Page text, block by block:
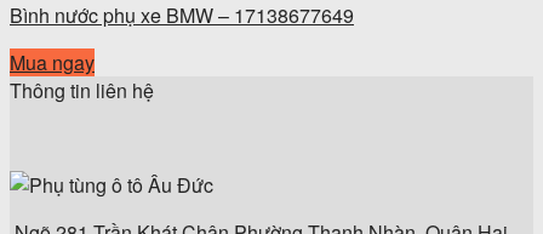
Bình nước phụ xe BMW – 17138677649
Mua ngay
Thông tin liên hệ